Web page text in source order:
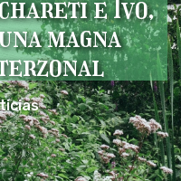
e Ivo,
magna